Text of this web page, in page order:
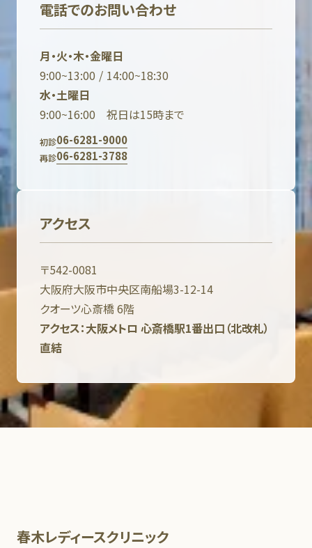
電話でのお問い合わせ
月・火・木・金曜日
9:00~13:00 / 14:00~18:30
水・土曜日
9:00~16:00 祝日は15時まで
初診06-6281-9000
再診06-6281-3788
アクセス
〒542-0081
大阪府大阪市中央区南船場3-12-14
クオーツ心斎橋 6階
アクセス：大阪メトロ 心斎橋駅1番出口（北改札）
直結
春木レディースクリニック